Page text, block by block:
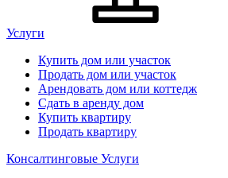
Услуги
Купить дом или участок
Продать дом или участок
Арендовать дом или коттедж
Сдать в аренду дом
Купить квартиру
Продать квартиру
Консалтинговые Услуги